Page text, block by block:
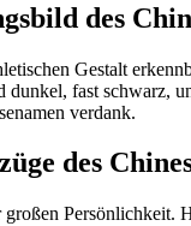
des
Gestalt
fast schwarz,
ver­dank.
des
Per­sön­lich­keit.